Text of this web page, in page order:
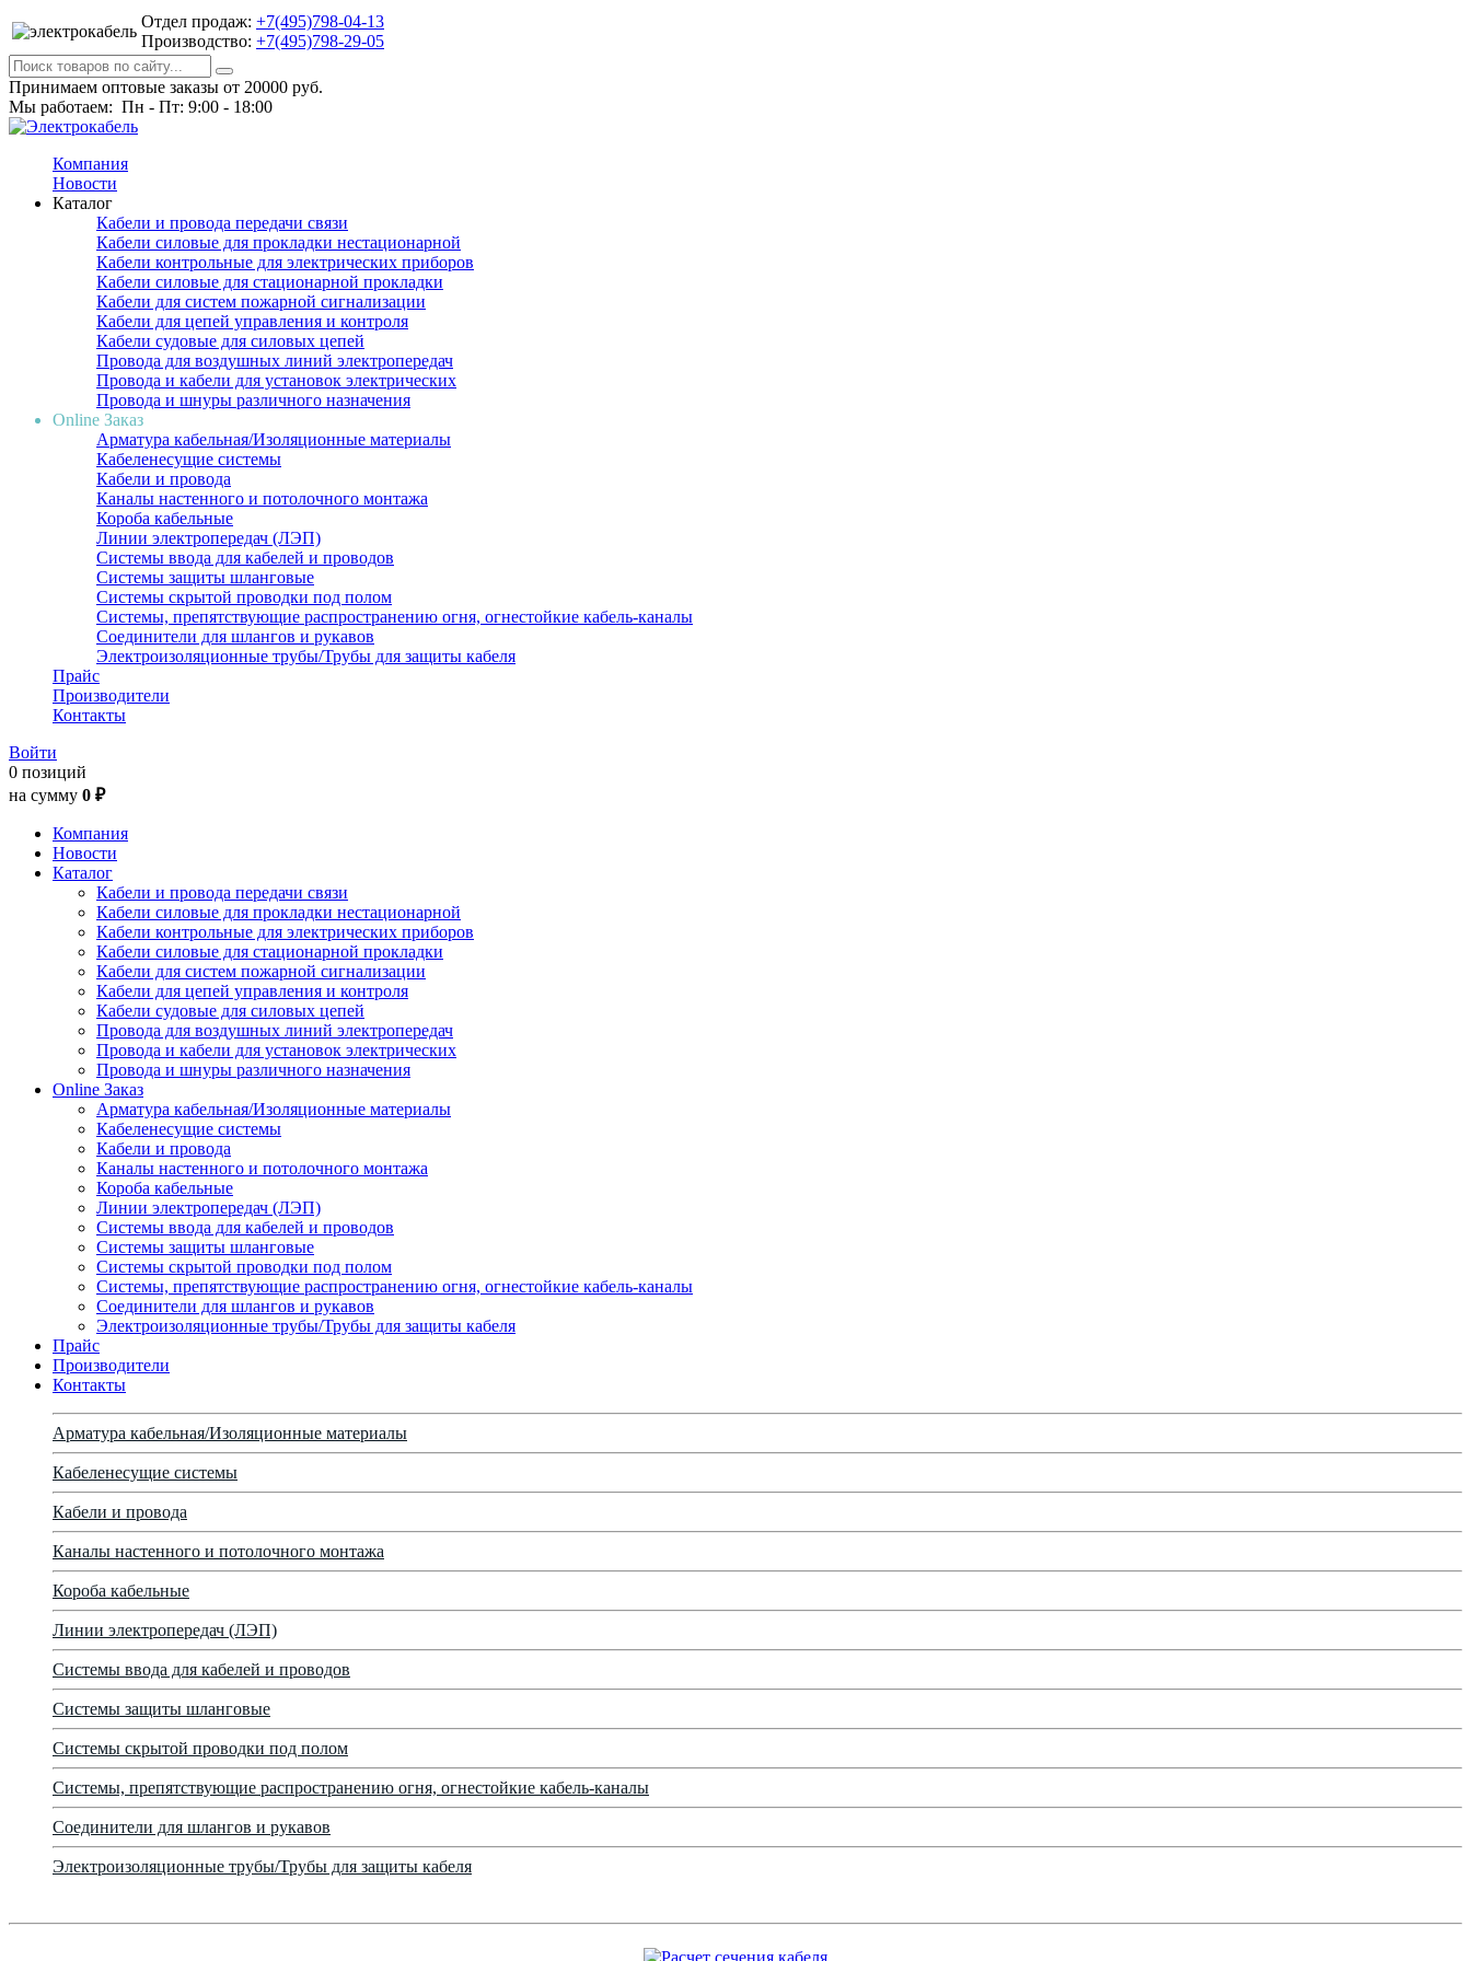
Отдел продаж: +7(495)798-04-13
Производство: +7(495)798-29-05
Принимаем оптовые заказы от 20000 руб.
Мы работаем: Пн - Пт: 9:00 - 18:00
Компания
Новости
Каталог
Кабели и провода передачи связи
Кабели силовые для прокладки нестационарной
Кабели контрольные для электрических приборов
Кабели силовые для стационарной прокладки
Кабели для систем пожарной сигнализации
Кабели для цепей управления и контроля
Кабели судовые для силовых цепей
Провода для воздушных линий электропередач
Провода и кабели для установок электрических
Провода и шнуры различного назначения
Online Заказ
Арматура кабельная/Изоляционные материалы
Кабеленесущие системы
Кабели и провода
Каналы настенного и потолочного монтажа
Короба кабельные
Линии электропередач (ЛЭП)
Системы ввода для кабелей и проводов
Системы защиты шланговые
Системы скрытой проводки под полом
Системы, препятствующие распространению огня, огнестойкие кабель-каналы
Соединители для шлангов и рукавов
Электроизоляционные трубы/Трубы для защиты кабеля
Прайс
Производители
Контакты
Войти
0 позиций
на сумму 0 ₽
Компания
Новости
Каталог
Кабели и провода передачи связи
Кабели силовые для прокладки нестационарной
Кабели контрольные для электрических приборов
Кабели силовые для стационарной прокладки
Кабели для систем пожарной сигнализации
Кабели для цепей управления и контроля
Кабели судовые для силовых цепей
Провода для воздушных линий электропередач
Провода и кабели для установок электрических
Провода и шнуры различного назначения
Online Заказ
Арматура кабельная/Изоляционные материалы
Кабеленесущие системы
Кабели и провода
Каналы настенного и потолочного монтажа
Короба кабельные
Линии электропередач (ЛЭП)
Системы ввода для кабелей и проводов
Системы защиты шланговые
Системы скрытой проводки под полом
Системы, препятствующие распространению огня, огнестойкие кабель-каналы
Соединители для шлангов и рукавов
Электроизоляционные трубы/Трубы для защиты кабеля
Прайс
Производители
Контакты
Арматура кабельная/Изоляционные материалы
Кабеленесущие системы
Кабели и провода
Каналы настенного и потолочного монтажа
Короба кабельные
Линии электропередач (ЛЭП)
Системы ввода для кабелей и проводов
Системы защиты шланговые
Системы скрытой проводки под полом
Системы, препятствующие распространению огня, огнестойкие кабель-каналы
Соединители для шлангов и рукавов
Электроизоляционные трубы/Трубы для защиты кабеля